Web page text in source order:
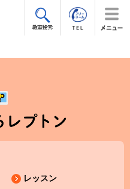
レッスン